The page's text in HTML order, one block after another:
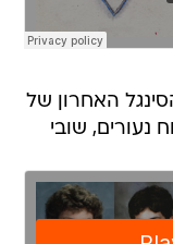
האחרון של
נעורים, שובי